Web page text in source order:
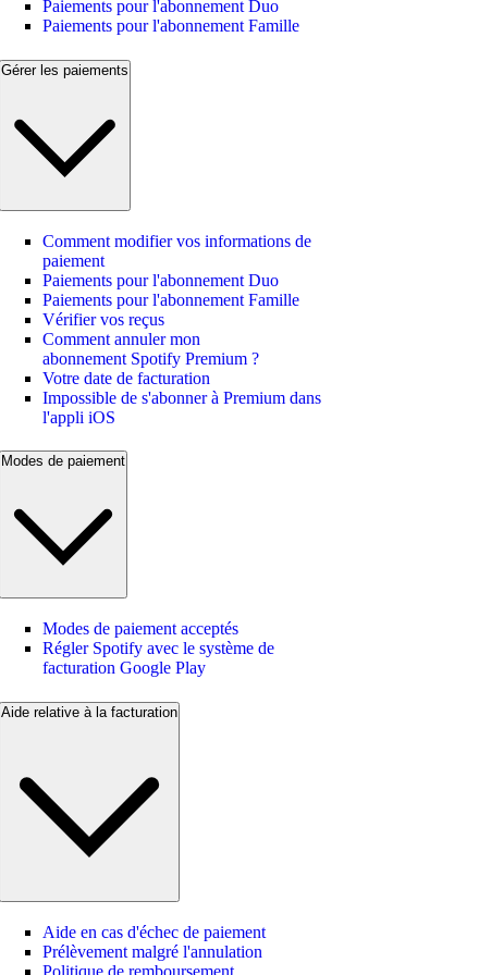
Paiements pour l'abonnement Duo
Paiements pour l'abonnement Famille
Gérer les paiements
Comment modifier vos informations de
paiement
Paiements pour l'abonnement Duo
Paiements pour l'abonnement Famille
Vérifier vos reçus
Comment annuler mon
abonnement Spotify Premium ?
Votre date de facturation
Impossible de s'abonner à Premium dans
l'appli iOS
Modes de paiement
Modes de paiement acceptés
Régler Spotify avec le système de
facturation Google Play
Aide relative à la facturation
Aide en cas d'échec de paiement
Prélèvement malgré l'annulation
Politique de remboursement